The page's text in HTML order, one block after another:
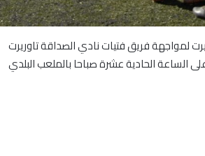
لمواجهة فريق فتيات نادي الصداقة تاوريرت
الساعة الحادية عشرة صباحا بالملعب البلدي